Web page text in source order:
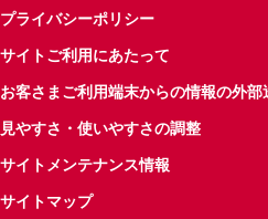
プライバシーポリシー
サイトご利用にあたって
お客さまご利用端末からの情報の外部
見やすさ・使いやすさの調整
サイトメンテナンス情報
サイトマップ